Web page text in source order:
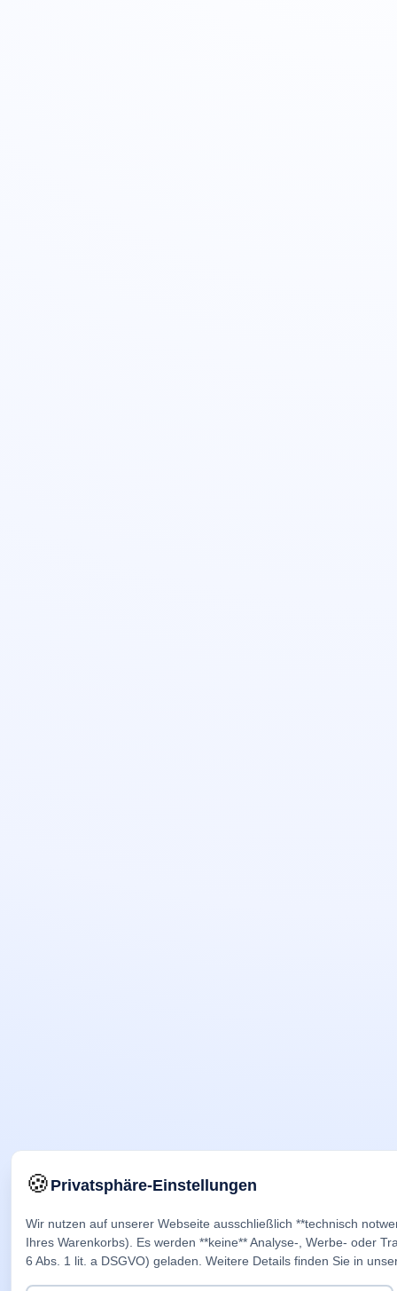
🍪Privatsphäre-Einstellungen
Wir nutzen auf unserer Webseite ausschließlich **technisch
Ihres Warenkorbs). Es werden **keine** Analyse-, Werbe- oder
6 Abs. 1 lit. a DSGVO) geladen. Weitere Details finden Sie in